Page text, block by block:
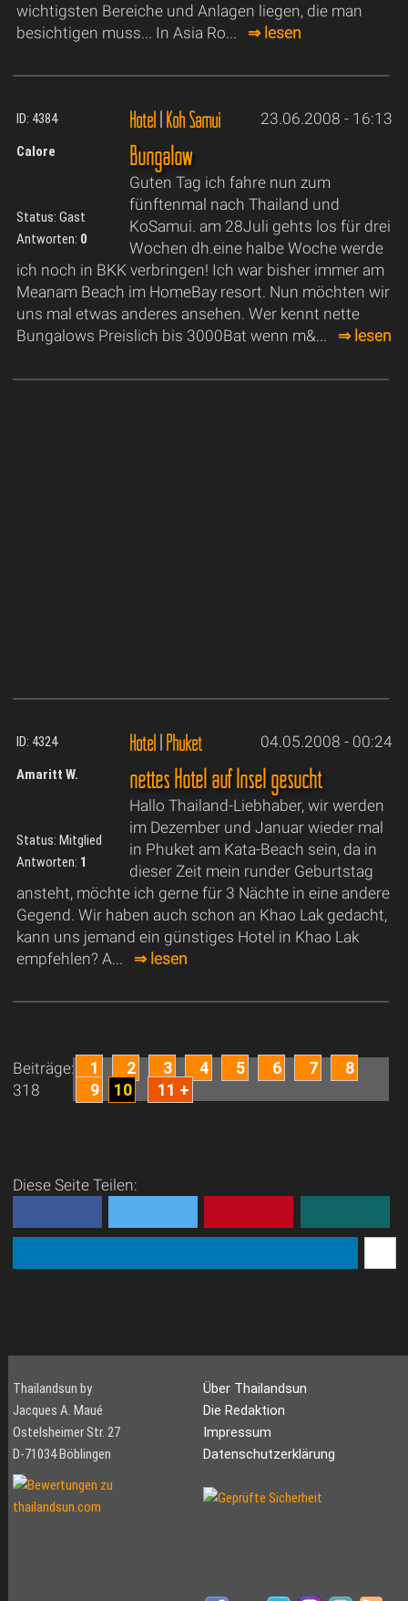
wichtigsten Bereiche und Anlagen liegen, die man
besichtigen muss... In Asia Ro... ⇒ lesen
ID: 4384 Hotel|Koh Samui 23.06.2008 - 16:13
Calore
Status: Gast
Antworten: 0
Bungalow
Guten Tag ich fahre nun zum
fünftenmal nach Thailand und
KoSamui. am 28Juli gehts los für drei
Wochen dh.eine halbe Woche werde
ich noch in BKK verbringen! Ich war bisher immer am
Meanam Beach im HomeBay resort. Nun möchten wir
uns mal etwas anderes ansehen. Wer kennt nette
Bungalows Preislich bis 3000Bat wenn m&... ⇒ lesen
ID: 4324 Hotel|Phuket 04.05.2008 - 00:24
Amaritt W.
Status: Mitglied
Antworten: 1
nettes Hotel auf Insel gesucht
Hallo Thailand-Liebhaber, wir werden
im Dezember und Januar wieder mal
in Phuket am Kata-Beach sein, da in
dieser Zeit mein runder Geburtstag
ansteht, möchte ich gerne für 3 Nächte in eine andere
Gegend. Wir haben auch schon an Khao Lak gedacht,
kann uns jemand ein günstiges Hotel in Khao Lak
empfehlen? A... ⇒ lesen
Beiträge:
318
1 2 3 4 5 6 7
8
9
10 11 +
Diese Seite Teilen:
Thailandsun by
Jacques A. Maué
Ostelsheimer Str. 27
D-71034 Böblingen
Über Thailandsun
Die Redaktion
Impressum
Datenschutzerklärung